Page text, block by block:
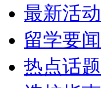
最新活动
留学要闻
热点话题